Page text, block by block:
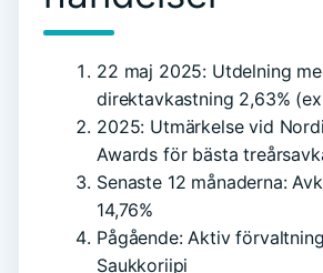
22 maj 2025: Utdelning
direktavkastning 2,63%
2025: Utmärkelse vid
Awards för bästa
Senaste 12 månaderna:
14,76%
Pågående: Aktiv
Saukkoriipi